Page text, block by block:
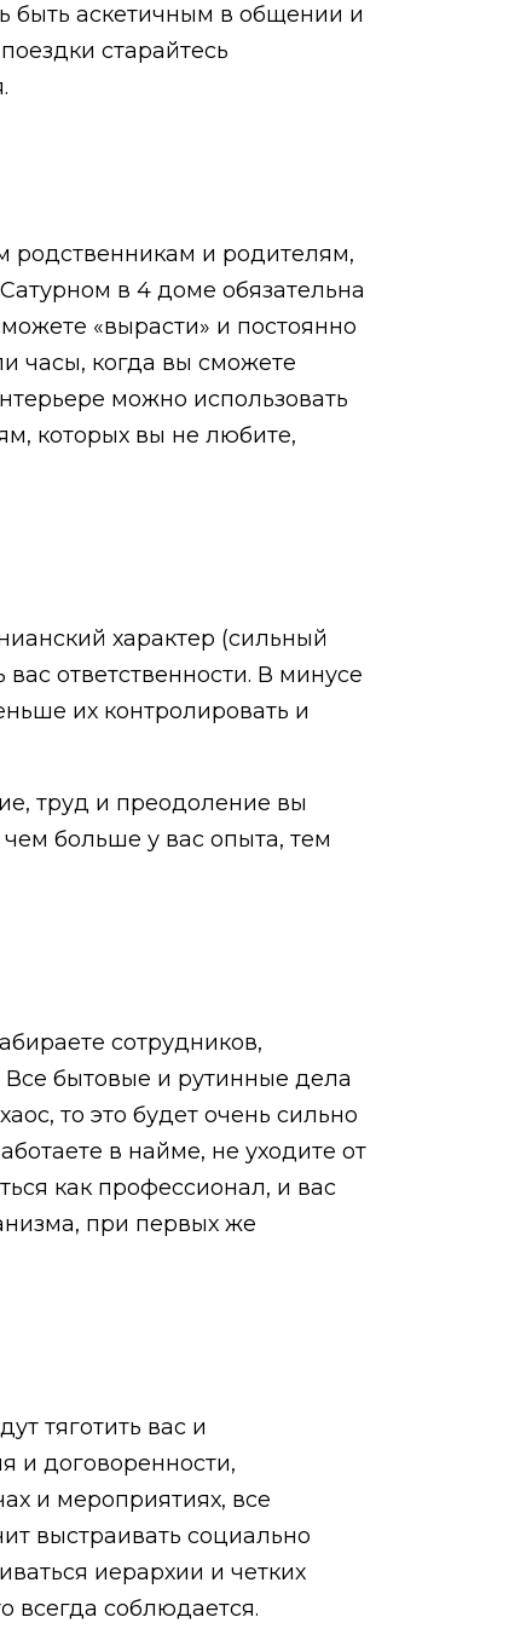
быть аскетичным в общении и
старайтесь
родственникам и родителям,
в 4 доме обязательна
«вырасти» и постоянно
часы, когда вы сможете
можно использовать
которых вы не любите,
характер (сильный
ответственности. В минусе
их контролировать и
труд и преодоление вы
чем больше у вас опыта, тем
сотрудников,
Все бытовые и рутинные дела
то это будет очень сильно
в найме, не уходите от
как профессионал, и вас
при первых же
тяготить вас и
и договоренности,
и мероприятиях, все
выстраивать социально
иерархии и четких
всегда соблюдается.